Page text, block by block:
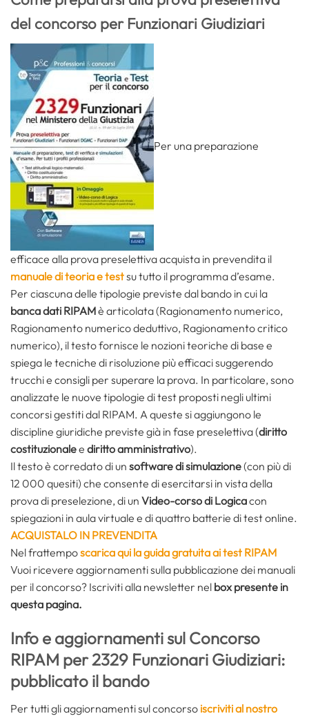
del concorso per Funzionari Giudiziari
Per una preparazione
efficace alla prova preselettiva acquista in prevendita il
manuale di teoria e testsu tutto il programma d’esame.
Per ciascuna delle tipologie previste dal bando in cui la
banca dati RIPAMè articolata (Ragionamento numerico,
Ragionamento numerico deduttivo, Ragionamento critico
numerico), il testo fornisce le nozioni teoriche di base e
spiega le tecniche di risoluzione più efficaci suggerendo
trucchi e consigli per superare la prova. In particolare, sono
analizzate le nuove tipologie di test proposti negli ultimi
concorsi gestiti dal RIPAM. A queste si aggiungono le
discipline giuridiche previste già in fase preselettiva (diritto
costituzionalee diritto amministrativo).
Il testo è corredato di un software di simulazione(con più di
12 000 quesiti) che consente di esercitarsi in vista della
prova di preselezione, di un Video-corso di Logicacon
spiegazioni in aula virtuale e di quattro batterie di test online.
ACQUISTALO IN PREVENDITA
Nel frattemposcarica qui la guida gratuita ai test RIPAM
Vuoi ricevere aggiornamenti sulla pubblicazione dei manuali
per il concorso? Iscriviti alla newsletter nel box presente in
questa pagina.
Info e aggiornamenti sul Concorso
RIPAM per 2329 Funzionari Giudiziari:
pubblicato il bando
Per tutti gli aggiornamenti sul concorso iscriviti al nostro